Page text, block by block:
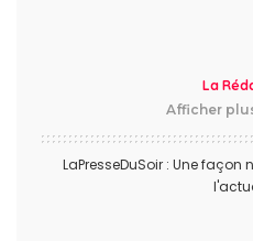
La
Afficher
LaPresseDuSoir : Une